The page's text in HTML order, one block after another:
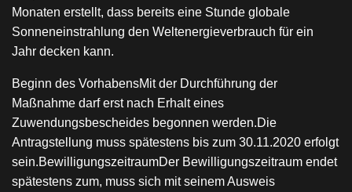
Monaten erstellt, dass bereits eine Stunde globale
Sonneneinstrahlung den Weltenergieverbrauch für ein
Jahr decken kann.
Beginn des VorhabensMit der Durchführung der
Maßnahme darf erst nach Erhalt eines
Zuwendungsbescheides begonnen werden.Die
Antragstellung muss spätestens bis zum 30.11.2020 erfolgt
sein.BewilligungszeitraumDer Bewilligungszeitraum endet
spätestens zum, muss sich mit seinem Ausweis